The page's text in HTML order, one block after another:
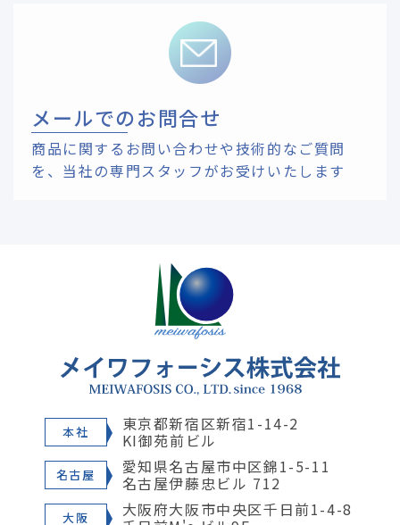
メールでのお問合せ
商品に関するお問い合わせや技術的なご質問
を、 当社の専門スタッフがお受けいたします
本社 東京都新宿区新宿1-14-2
KI御苑前ビル
名古屋 愛知県名古屋市中区錦1-5-11
名古屋伊藤忠ビル 712
大阪 大阪府大阪市中央区千日前1-4-8